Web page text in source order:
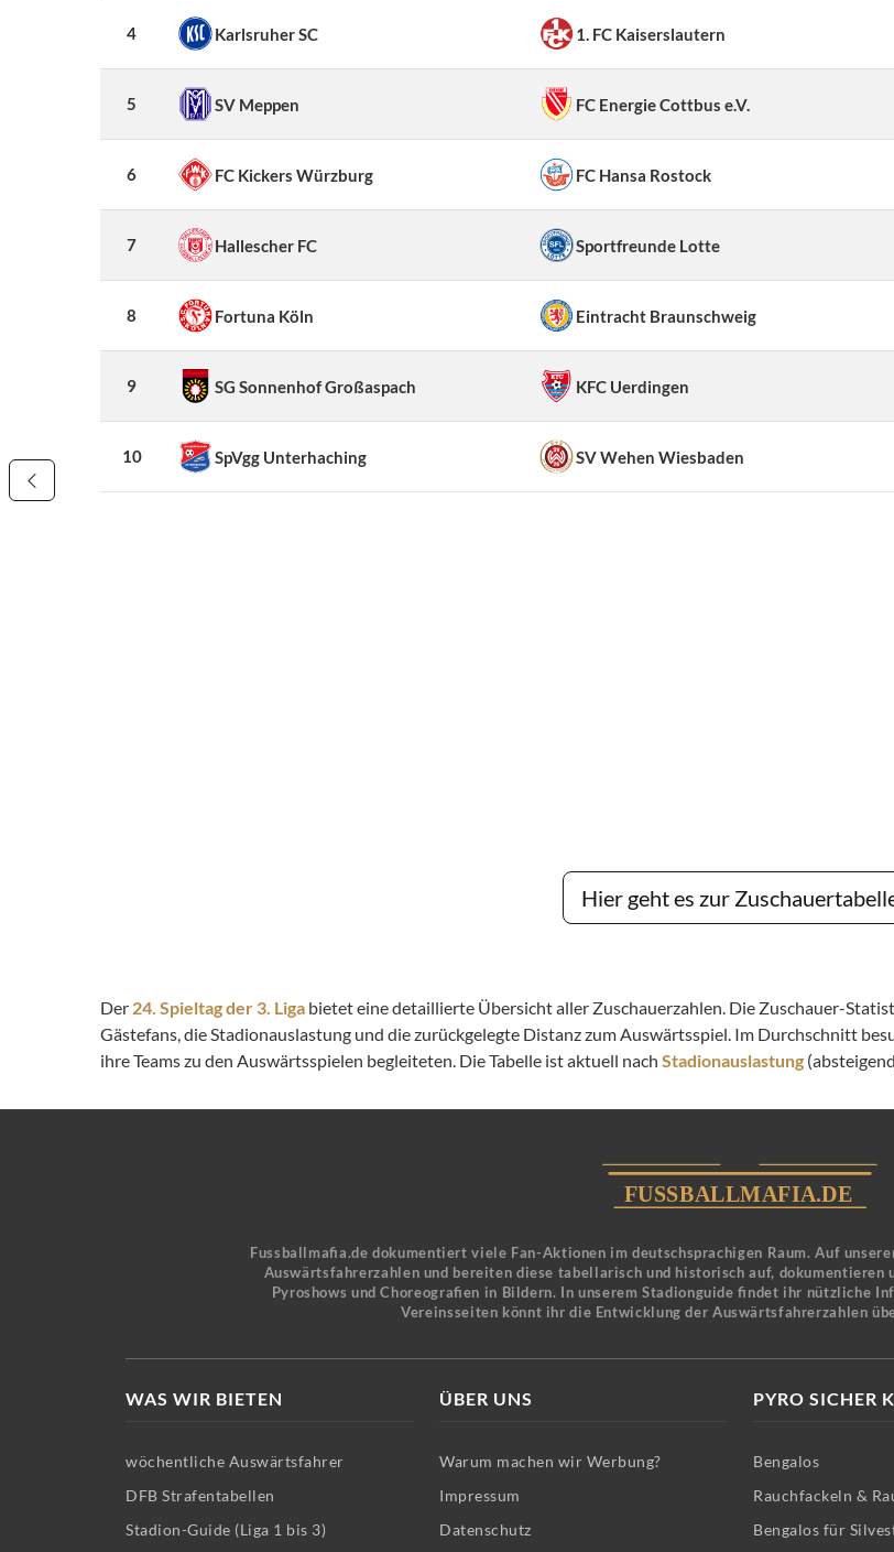
4 Karlsruher SC 1. FC Kaiserslautern
5 SV Meppen FC Energie Cottbus e.V.
6 FC Kickers Würzburg FC Hansa Rostock
7 Hallescher FC Sportfreunde Lotte
8 Fortuna Köln Eintracht Braunschweig
9 SG Sonnenhof Großaspach KFC Uerdingen
10 SpVgg Unterhaching SV Wehen Wiesbaden
Hier geht es zur
Der 24. Spieltag der 3. Liga bietet eine detaillierte Übersicht aller Zuschauerzahlen. Die Zuschauer-
Gästefans, die Stadionauslastung und die zurückgelegte Distanz zum Auswärtsspiel. Im Durchschnitt
ihre Teams zu den Auswärtsspielen begleiteten. Die Tabelle ist aktuell nach Stadionauslastung
Fussballmafia.de dokumentiert viele Fan-Aktionen im deutschsprachigen Raum. Auf
Auswärtsfahrerzahlen und bereiten diese tabellarisch und historisch auf, dokumentieren
Pyroshows und Choreografien in Bildern. In unserem Stadionguide findet ihr nützliche
Vereinsseiten könnt ihr die Entwicklung der Auswärtsfahrerzahlen
WAS WIR BIETEN
wöchentliche Auswärtsfahrer
DFB Strafentabellen
Stadion-Guide (Liga 1 bis 3)
ÜBER UNS
Warum machen wir Werbung?
Impressum
Datenschutz
PYRO SICHER
Bengalos
Rauchfackeln &
Bengalos für